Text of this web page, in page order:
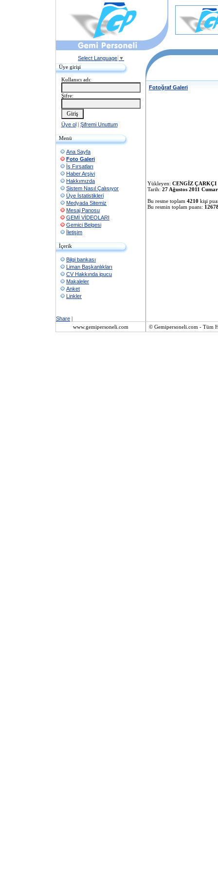
Select Language ▼
Üye girişi
Kullanıcı adı:
Şifre:
Üye ol| Şifremi Unuttum
Menü
Ana Sayfa
Foto Galeri
İş Fırsatları
Haber Arşivi
Hakkımızda
Sistem Nasıl Çalışıyor
Üye İstatistikleri
Medyada Sitemiz
Mesaj Panosu
GEMİ VİDEOLARI
Gemici Belgesi
İletişim
İçerik
Bilgi bankası
Liman Başkanlıkları
CV Hakkında ipucu
Makaleler
Anket
Linkler
Share |
Fotoğraf Galeri
Yükleyen: CENGİZ ÇARKÇI
Tarih: 27 Ağustos 2011
Bu resme toplam 4210 kişi
Bu resmin toplam puanı:
www.gemipersoneli.com © Gemipersoneli.com - Tüm